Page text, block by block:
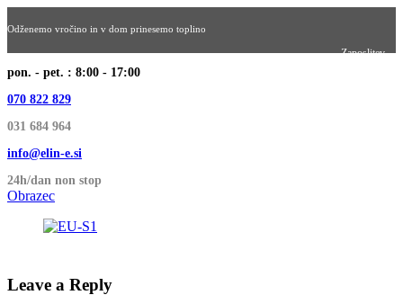
Odženemo vročino in v dom prinesemo toplino
Zaposlitev
pon. - pet. : 8:00 - 17:00
070 822 829
031 684 964
info@elin-e.si
24h/dan non stop
Obrazec
Leave a Reply